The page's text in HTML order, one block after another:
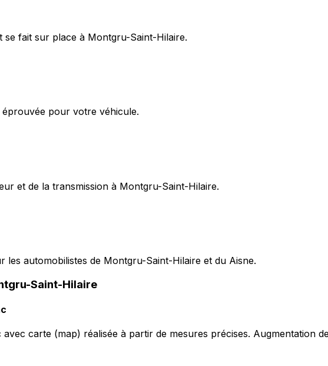
se fait sur place à Montgru-Saint-Hilaire.
pour votre véhicule.
et de la transmission à Montgru-Saint-Hilaire.
les automobilistes de Montgru-Saint-Hilaire et du Aisne.
Saint-Hilaire
carte (map) réalisée à partir de mesures précises. Augmentation